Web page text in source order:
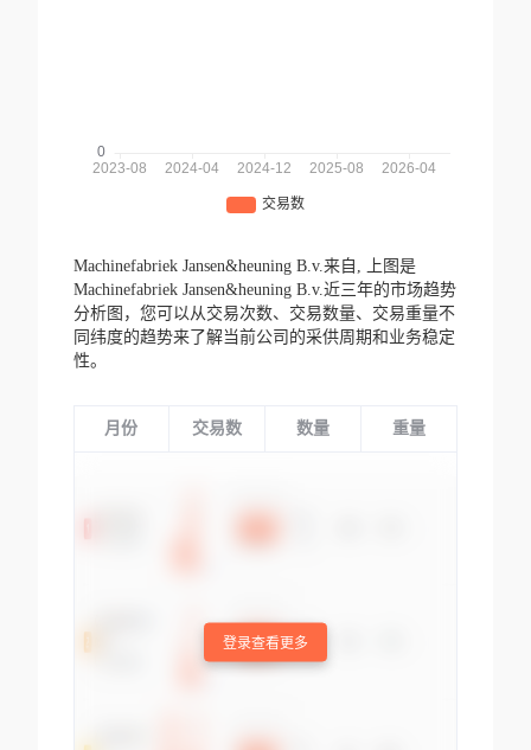
Machinefabriek Jansen&heuning B.v.来自,
上图是
Machinefabriek Jansen&heuning B.v.近三年的市场趋势
分析图，您可以从交易次数、交易数量、交易重量不
同纬度的趋势来了解当前公司的采供周期和业务稳定
性。
月份 交易数 数量 重量
登录查看更多